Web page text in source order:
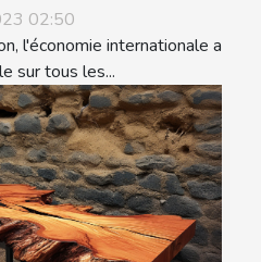
02:50
l'économie internationale a
sur tous les...